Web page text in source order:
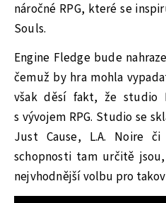
náročné RPG, které se
Souls.
Engine Fledge bude
čemuž by hra mohla
však děsí fakt, že studio
s vývojem RPG. Studio se
Just Cause, L.A. Noire či
schopnosti tam určitě
nejvhodnější volbu pro